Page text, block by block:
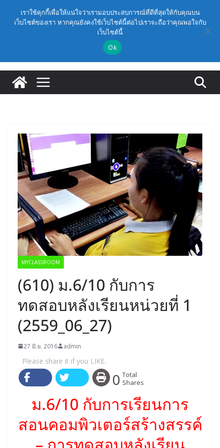
วันเสาร์, สิงหาคม 8, 2026
Latest: (สพฐ.) โครงการอบรมเชิงปฏิบัติการหลักสูตรการดำเนิน
การประกันคุณภาพภายในสถานศึกษา ด้วยปัญญาประดิษฐ์
(AI) ในรูปแบบออนไลน์
ก.ค.ศ. เห็นชอบ รายละเอียดการดำเนินการคัดเลือกบุคคล
สถานศึกษา และผู้อำนวยการสถานศึกษา สังกัดสำนักงาน
คณะกรรมการการศึกษาขั้นพื้นฐาน ปี 2569 ตามหลัก
เกณฑ์ ว 12/2568
ศึกษาธิการ
ก.ค.ศ. อนุมัติให้ข้าราชการครูและบุคลากรทางการศึกษามี
และเลื่อนเป็นวิทยฐานะเชี่ยวชาญ (ครั้งที่ 9/2569)
(สพฐ.) โมดูลที่ 1 : การประกันคุณภาพภายในสถานศึกษา
และการประยุกต์ใช้ปัญญาประดิษฐ์ (AI)
MYCLASSROOM
(610) ม.6/10 กับการ
ทดสอบหลังเรียนหน่วยที่ 1
(2559_06_27)
27 มิ.ย. 2016 admin
Please share it if you LIKE.
0 Total
Shares
ม.6/10 กับการเรียนการ
สอนคอมพิวเตอร์สร้างสรรค์
เราใช้คุกกี้เพื่อให้แน่ใจว่าเรามอบประสบการณ์ที่ดีที่สุดให้กับคุณบน
เว็บไซต์ของเรา หากคุณยังคงใช้เว็บไซต์นี้ต่อไปเราจะถือว่าคุณพอใจกับ
เว็บไซต์นี้
Ok